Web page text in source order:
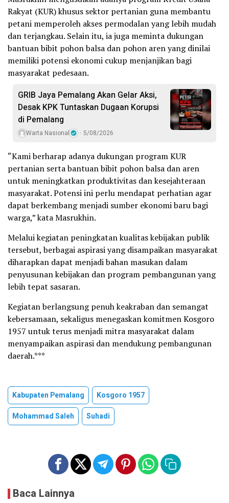
Rakyat (KUR) khusus sektor pertanian guna membantu
petani memperoleh akses permodalan yang lebih mudah
dan terjangkau. Selain itu, ia juga meminta dukungan
bantuan bibit pohon balsa dan pohon aren yang dinilai
memiliki potensi ekonomi cukup menjanjikan bagi
masyarakat pedesaan.
GRIB Jaya Pemalang Akan Gelar Aksi,
Desak KPK Tuntaskan Dugaan Korupsi
di Pemalang
Warta Nasional 5/08/2026
“Kami berharap adanya dukungan program KUR
pertanian serta bantuan bibit pohon balsa dan aren
untuk meningkatkan produktivitas dan kesejahteraan
masyarakat. Potensi ini perlu mendapat perhatian agar
dapat berkembang menjadi sumber ekonomi baru bagi
warga,” kata Masrukhin.
Melalui kegiatan peningkatan kualitas kebijakan publik
tersebut, berbagai aspirasi yang disampaikan masyarakat
diharapkan dapat menjadi bahan masukan dalam
penyusunan kebijakan dan program pembangunan yang
lebih tepat sasaran.
Kegiatan berlangsung penuh keakraban dan semangat
kebersamaan, sekaligus menegaskan komitmen Kosgoro
1957 untuk terus menjadi mitra masyarakat dalam
menyampaikan aspirasi dan mendukung pembangunan
daerah.***
Kabupaten Pemalang
Kosgoro 1957
Mohammad Saleh
Suhadi
Baca Lainnya